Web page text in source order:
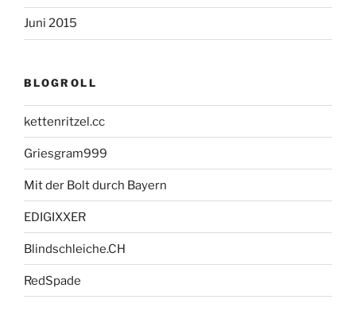
Juni 2015
BLOGROLL
kettenritzel.cc
Griesgram999
Mit der Bolt durch Bayern
EDIGIXXER
Blindschleiche.CH
RedSpade